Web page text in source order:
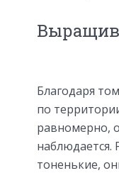
Благодаря
по
равномерно,
наблюдается.
тоненькие,